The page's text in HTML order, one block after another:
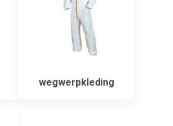
wegwerpkleding